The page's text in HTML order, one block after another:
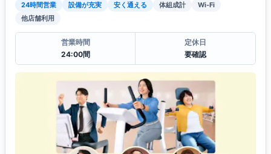
24時間営業 設備が充実 安く通える 体組成計
Wi-Fi
他店舗利用
営業時間
24:00間
定休日
要確認